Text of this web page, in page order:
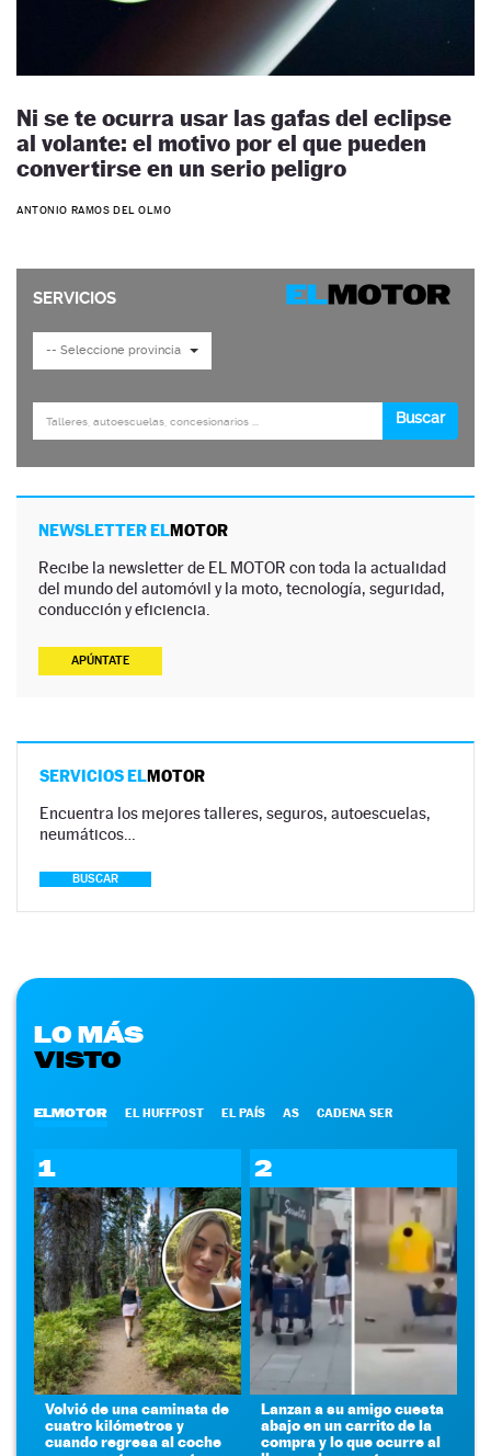
Ni se te ocurra usar las gafas del eclipse
al volante: el motivo por el que pueden
convertirse en un serio peligro
ANTONIO RAMOS DEL OLMO
NEWSLETTER ELMOTOR
Recibe la newsletter de EL MOTOR con toda la actualidad
del mundo del automóvil y la moto, tecnología, seguridad,
conducción y eficiencia.
APÚNTATE
SERVICIOS ELMOTOR
Encuentra los mejores talleres, seguros, autoescuelas,
neumáticos…
BUSCAR
LO MÁS
VISTO
ELMOTOR EL HUFFPOST EL PAÍS AS CADENA SER
1
Volvió de una caminata de
cuatro kilómetros y
cuando regresa al coche
2
Lanzan a su amigo cuesta
abajo en un carrito de la
compra y lo que ocurre al